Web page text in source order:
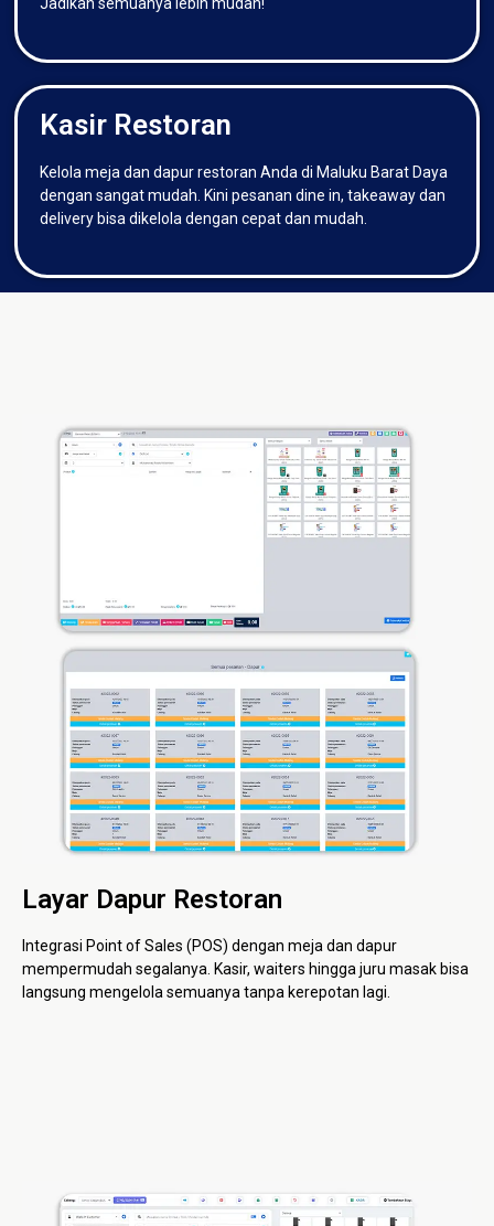
Kasir Restoran
Kelola meja dan dapur restoran Anda di Maluku Barat Daya
dengan sangat mudah. Kini pesanan dine in, takeaway dan
delivery bisa dikelola dengan cepat dan mudah.
Layar Dapur Restoran
Integrasi Point of Sales (POS) dengan meja dan dapur
mempermudah segalanya. Kasir, waiters hingga juru masak bisa
langsung mengelola semuanya tanpa kerepotan lagi.